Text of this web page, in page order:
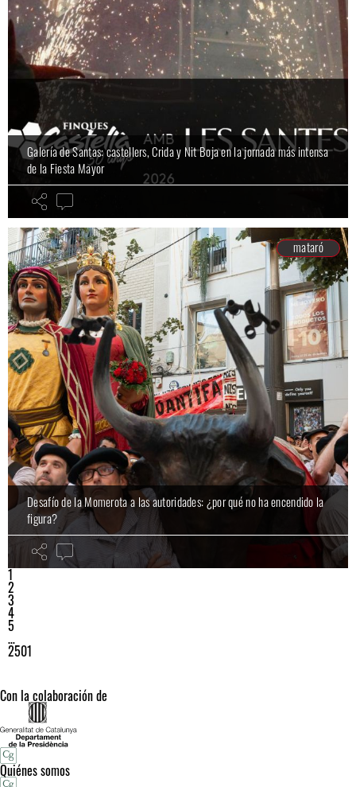
Galería de Santas: castellers, Crida y Nit Boja en la jornada más intensa
de la Fiesta Mayor
mataró
Desafío de la Momerota a las autoridades: ¿por qué no ha encendido la
figura?
1
2
3
4
5
…
2501
Con la colaboración de
Quiénes somos